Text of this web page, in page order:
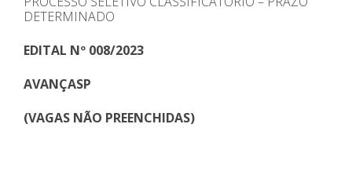
DETERMINADO
EDITAL Nº 008/2023
AVANÇASP
(VAGAS NÃO PREENCHIDAS)